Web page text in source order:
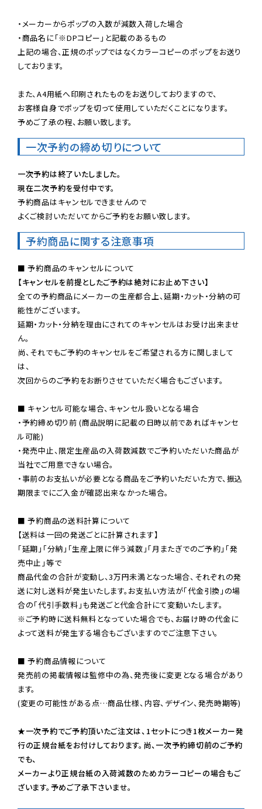
・メーカーからポップの入数が減数入荷した場合
・商品名に「※DPコピー」と記載のあるもの
上記の場合、正規のポップではなくカラーコピーのポップをお送り
しております。
また、A4用紙へ印刷されたものをお送りしておりますので、
お客様自身でポップを切って使用していただくことになります。
予めご了承の程、お願い致します。
一次予約の締め切りについて
一次予約は終了いたしました。
現在二次予約を受付中です。
予約商品はキャンセルできませんので
よくご検討いただいてからご予約をお願い致します。
予約商品に関する注意事項
【キャンセルを前提としたご予約は絶対にお止め下さい】
全ての予約商品にメーカーの生産都合上、延期・カット・分納の可
能性がございます。
延期・カット・分納を理由にされてのキャンセルはお受け出来ませ
ん。
尚、それでもご予約のキャンセルをご希望される方に関しまして
は、
次回からのご予約をお断りさせていただく場合もございます。
■ キャンセル可能な場合、キャンセル扱いとなる場合
・予約締め切り前 (商品説明に記載の日時以前であればキャンセ
ル可能)
・発売中止、限定生産品の入荷数減数でご予約いただいた商品が
当社でご用意できない場合。
・事前のお支払いが必要となる商品をご予約いただいた方で、振込
期限までにご入金が確認出来なかった場合。
■ 予約商品の送料計算について
【送料は一回の発送ごとに計算されます】
「延期」「分納」「生産上限に伴う減数」「月またぎでのご予約」「発
売中止」等で
商品代金の合計が変動し、3万円未満となった場合、それぞれの発
送に対し送料が発生いたします。お支払い方法が「代金引換」の場
※ご予約時に送料無料となっていた場合でも、お届け時の代金に
よって送料が発生する場合もございますのでご注意下さい。
■ 予約商品情報について
発売前の掲載情報は監修中の為、発売後に変更となる場合があり
ます。
(変更の可能性がある点…商品仕様、内容、デザイン、発売時期等)
★一次予約でご予約頂いたご注文は、1セットにつき1枚メーカー発
行の正規台紙をお付けしております。尚、一次予約締切前のご予約
でも、
メーカーより正規台紙の入荷減数のためカラーコピーの場合もご
ざいます。予めご了承下さいませ。